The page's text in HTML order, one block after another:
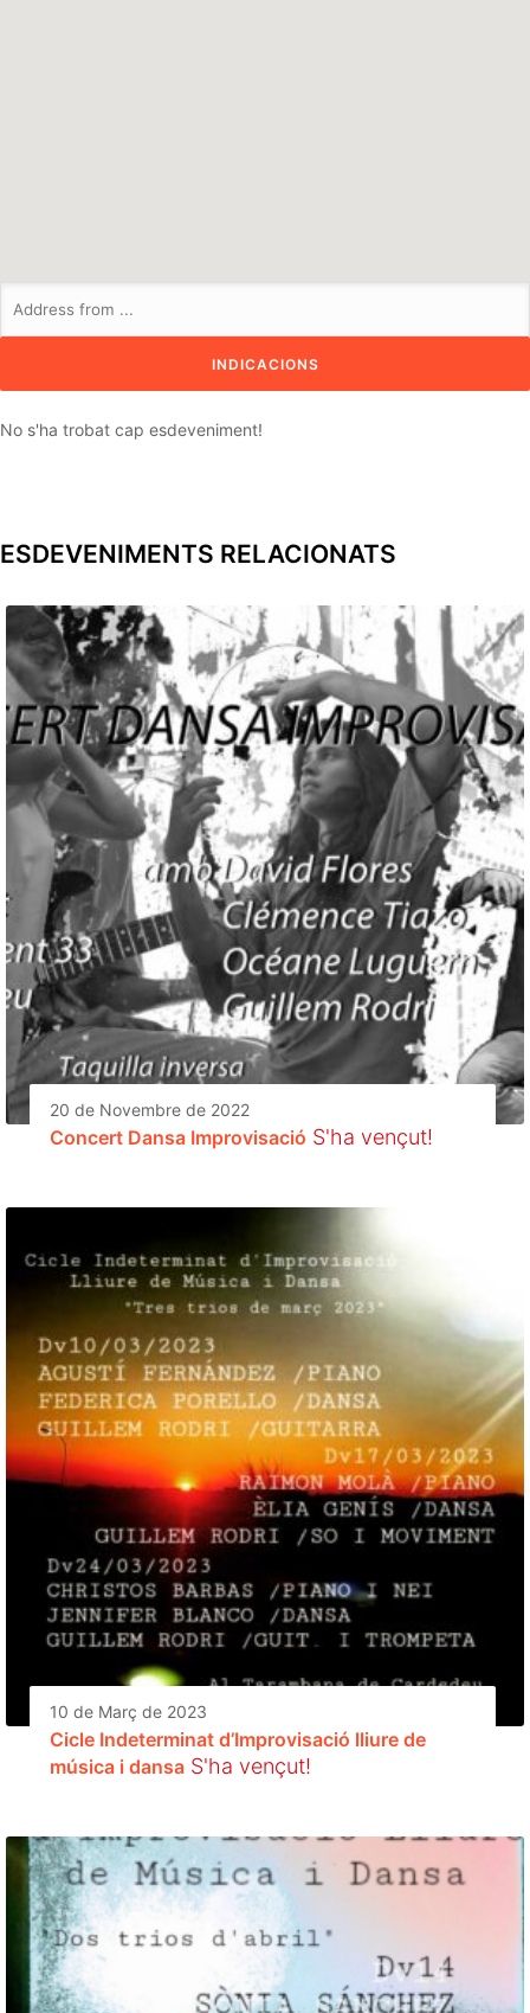
No s'ha trobat cap esdeveniment!
ESDEVENIMENTS RELACIONATS
20 de Novembre de 2022
Concert Dansa Improvisació S'ha vençut!
10 de Març de 2023
Cicle Indeterminat d’Improvisació lliure de
música i dansa S'ha vençut!